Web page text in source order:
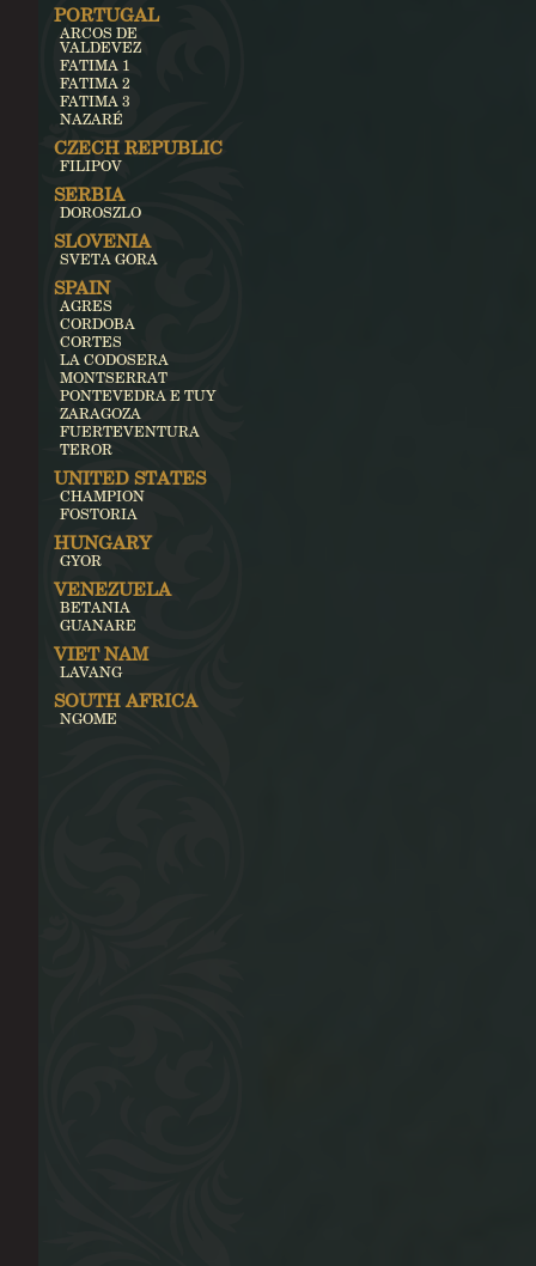
PORTUGAL
ARCOS DE
VALDEVEZ
FATIMA 1
FATIMA 2
FATIMA 3
NAZARÉ
CZECH REPUBLIC
FILIPOV
SERBIA
DOROSZLO
SLOVENIA
SVETA GORA
SPAIN
AGRES
CORDOBA
CORTES
LA CODOSERA
MONTSERRAT
PONTEVEDRA E TUY
ZARAGOZA
FUERTEVENTURA
TEROR
UNITED STATES
CHAMPION
FOSTORIA
HUNGARY
GYOR
VENEZUELA
BETANIA
GUANARE
VIET NAM
LAVANG
SOUTH AFRICA
NGOME